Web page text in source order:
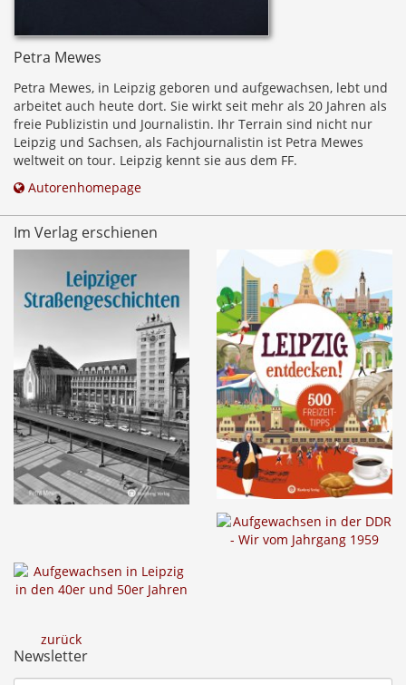
Petra Mewes
Petra Mewes, in Leipzig geboren und aufgewachsen, lebt und
arbeitet auch heute dort. Sie wirkt seit mehr als 20 Jahren als
freie Publizistin und Journalistin. Ihr Terrain sind nicht nur
Leipzig und Sachsen, als Fachjournalistin ist Petra Mewes
weltweit on tour. Leipzig kennt sie aus dem FF.
Autorenhomepage
Im Verlag erschienen
zurück
Newsletter